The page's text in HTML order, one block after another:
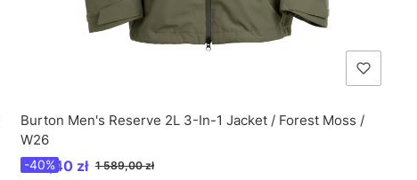
Burton Men's Reserve 2L 3-In-1 Jacket / Forest Moss /
W26
Cena promocyjna
953,40 zł 1 589,00 zł
-40%